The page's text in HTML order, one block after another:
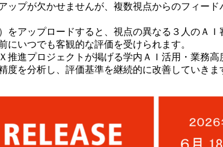
プが欠かせませんが、複数視点からのフィー
アップロードすると、視点の異なる３人のＡ
いつでも客観的な評価を受けられます。
推進プロジェクトが掲げる学内ＡＩ活用・業務
を分析し、評価基準を継続的に改善していきま